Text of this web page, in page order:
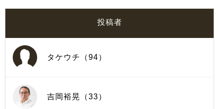
投稿者
タケウチ（94）
吉岡裕晃（33）